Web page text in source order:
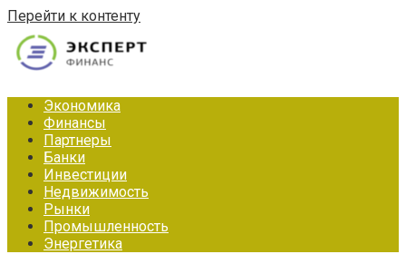
Перейти к контенту
Экономика
Финансы
Партнеры
Банки
Инвестиции
Недвижимость
Рынки
Промышленность
Энергетика